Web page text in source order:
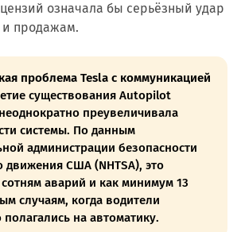
означала бы серьёзный удар
и продажам.
проблема Tesla с коммуникацией
существования Autopilot
преувеличивала
системы. По данным
администрации безопасности
движения США (NHTSA), это
аварий и как минимум 13
случаям, когда водители
на автоматику.